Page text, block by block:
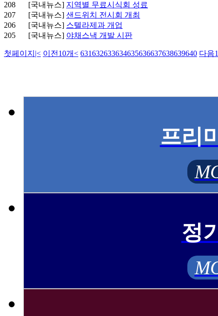
208
[국내뉴스] 지역별 무료시식회 성료
207
[국내뉴스] 샌드위치 전시회 개최
206
[국내뉴스] 스텔라제과 개업
205
[국내뉴스] 야채스낵 개발 시판
첫페이지 |< 이전10개< 631632633634635636637638639640 다음
프리
정